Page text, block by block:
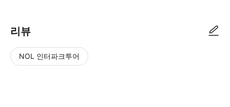
리뷰
NOL 인터파크투어